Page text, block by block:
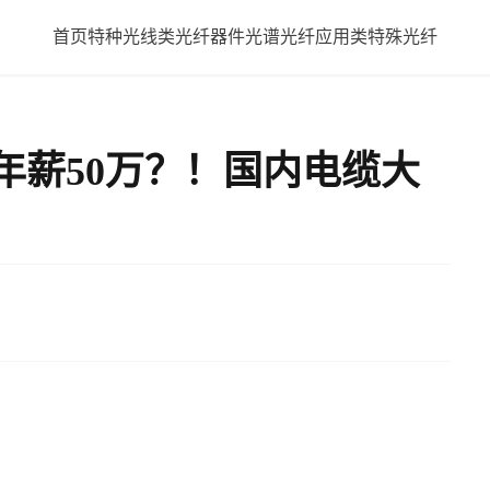
首页特种光线类光纤器件光谱光纤应用类特殊光纤
薪50万？！国内电缆大